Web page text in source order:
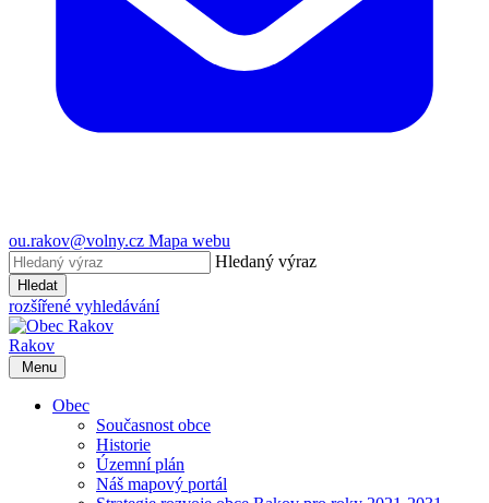
ou.rakov@volny.cz Mapa webu
Hledaný výraz
Hledat
rozšířené vyhledávání
Rakov
Menu
Obec
Současnost obce
Historie
Územní plán
Náš mapový portál